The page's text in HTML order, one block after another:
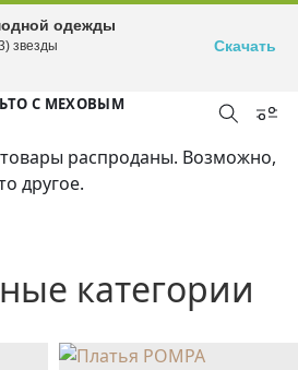
С МЕХОВЫМ
распроданы. Возможно,
другое.
категории
одежды
звезды
Скачать